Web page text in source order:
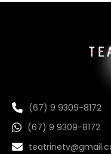
(67) 9 9309-8172
(67) 9 9309-8172